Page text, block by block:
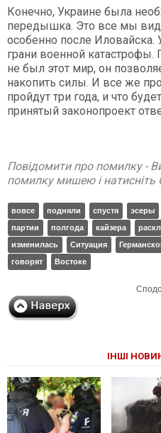
Конечно, Украине была
передышка. Это все мы
особенно после Иловайска.
грани военной
не был этот мир, он
накопить силы. И все же
пройдут три года, и что
принятый законопроект
Повідомити про помилку -
помилку мишею і натисніть
вовсе подняли спустя эсеры
партии
полгода кайзера
изменилась
Ситуация
говорят
Востоке
ІНШІ